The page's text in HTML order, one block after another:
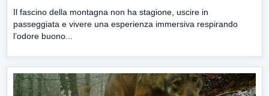
Il fascino della montagna non ha stagione, uscire in
passeggiata e vivere una esperienza immersiva respirando
l’odore buono...